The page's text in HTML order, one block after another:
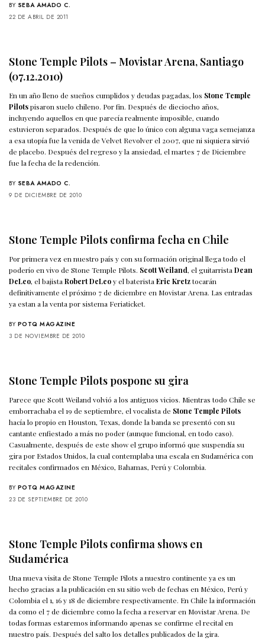
BY SEBA AMADO C.
22 DE ABRIL DE 2011
Stone Temple Pilots – Movistar Arena, Santiago
(07.12.2010)
En un año lleno de sueños cumplidos y deudas pagadas, los Stone Temple
Pilotspisaron suelo chileno. Por fin. Después de dieciocho años,
incluyendo aquellos en que parecía realmente imposible, cuando
estuvieron separados. Después de que lo único con alguna vaga semejanza
a esa utopía fue la venida de Velvet Revolver el 2007, que ni siquiera sirvió
de placebo. Después del regreso y la ansiedad, el martes 7 de Diciembre
fue la fecha de la redención.
BY SEBA AMADO C.
9 DE DICIEMBRE DE 2010
Stone Temple Pilots confirma fecha en Chile
Por primera vez en nuestro país y con su formación original llega todo el
poderío en vivo de Stone Temple Pilots. Scott Weiland, el guitarristaDean
DeLeo, el bajistaRobert DeLeoy el bateristaEric Kretztocarán
definitivamente el próximo 7 de diciembre en Movistar Arena. Las entradas
ya estan a la venta por sistema Feriaticket.
BY POTQ MAGAZINE
3 DE NOVIEMBRE DE 2010
Stone Temple Pilots pospone su gira
Parece que Scott Weiland volvió a los antiguos vicios. Mientras todo Chile se
emborrachaba el 19 de septiembre, el vocalista de Stone Temple Pilots
hacía lo propio en Houston, Texas, donde la banda se presentó con su
cantante enfiestado a más no poder (aunque funcional, en todo caso).
Casualmente, después de este show el grupo informó que suspendía su
gira por Estados Unidos, la cual contemplaba una escala en Sudaméricacon
recitales confirmados en México, Bahamas, Perú y Colombia.
BY POTQ MAGAZINE
23 DE SEPTIEMBRE DE 2010
Stone Temple Pilots confirma shows en
Sudamérica
Una nueva visita de Stone Temple Pilots a nuestro continente ya es un
hecho gracias a la publicación en su sitio web de fechas en México, Perú y
Colombia el 1, 16 y 18 de diciembre respectivamente. En Chile la información
da como el 7 de diciembre como la fecha a reservar en Movistar Arena. De
todas formas estaremos informando apenas se confirme el recital en
nuestro país. Después del salto los detalles publicados de la gira.